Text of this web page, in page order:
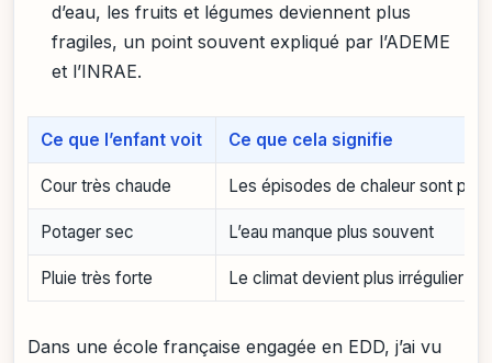
d’eau, les fruits et légumes deviennent plus
fragiles, un point souvent expliqué par l’ADEME
et l’INRAE.
Ce que l’enfant voit Ce que cela signifie
Cour très chaude Les épisodes de chaleur sont
Potager sec L’eau manque plus souvent
Pluie très forte Le climat devient plus irrégulier
Dans une école française engagée en EDD, j’ai vu